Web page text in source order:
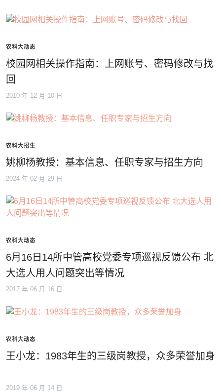
农科大动态
校园网相关操作指南：上网账号、密码修改与找
回
2010 年 12 月 10 日
农科大招生
姚柳杨教授：基本信息、任职专家与招生方向
2024 年 02 月 29 日
农科大动态
6月16日14所中管高校党委专项巡视反馈公布 北
大选人用人问题突出等情况
2017 年 06 月 16 日
农科大动态
王小龙：1983年生的三级岗教授，众多荣誉加身
2019 年 06 月 14 日